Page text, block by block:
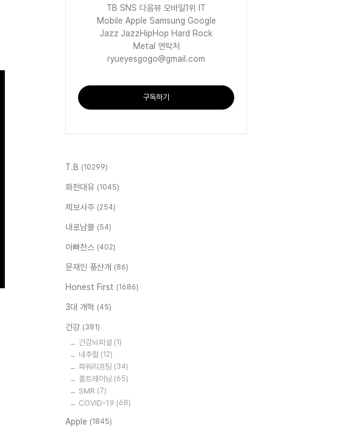
TB SNS 다음뷰 모바일1위 IT
Mobile Apple Samsung Google
Jazz JazzHipHop Hard Rock
Metal 연락처
ryueyesgogo@gmail.com
구독하기
T.B (10299)
화천대유 (1045)
제보사주 (254)
내로남불 (54)
아빠찬스 (402)
문재인 풍산개 (86)
Honest First (1686)
3대 개혁 (45)
건강 (381)
건강뇌피셜 (1)
네추럴 (12)
파워리프팅 (34)
홈트레이닝 (65)
SMR (7)
COVID-19 (68)
Apple (1845)